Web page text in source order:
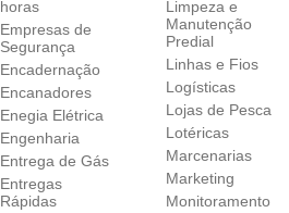
horas
Empresas de
Segurança
Encadernação
Encanadores
Enegia Elétrica
Engenharia
Entrega de Gás
Entregas
Rápidas
Limpeza e
Manutenção
Predial
Linhas e Fios
Logísticas
Lojas de Pesca
Lotéricas
Marcenarias
Marketing
Monitoramento